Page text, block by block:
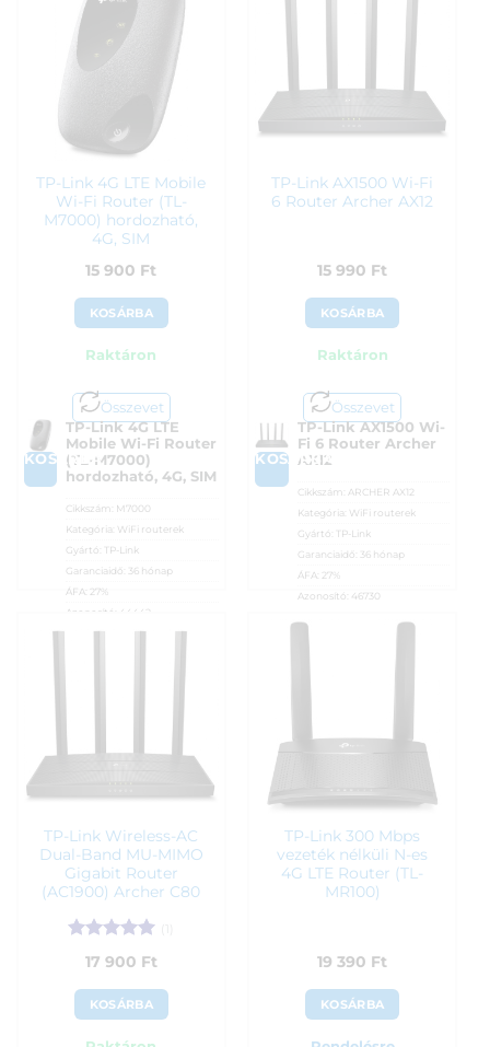
Garanciaidő:
ÁFA:
TP-Link 4G LTE Mobile
Wi-Fi Router (TL-
M7000) hordozható,
4G, SIM
15 900 Ft
KOSÁRBA
Raktáron
Összevet
KOSÁRBA
TP-Link 4G LTE
Mobile Wi-Fi Router
(TL-M7000)
hordozható, 4G, SIM
Cikkszám: M7000
Kategória: WiFi routerek
Gyártó:
TP-Link
Garanciaidő:
36 hónap
ÁFA:
27%
Azonosító:
44442
TP-Link AX1500 Wi-Fi
6 Router Archer AX12
15 990 Ft
KOSÁRBA
Raktáron
Összevet
KOSÁRBA
TP-Link AX1500 Wi-
Fi 6 Router Archer
AX12
Cikkszám: ARCHER AX12
Kategória: WiFi routerek
Gyártó:
TP-Link
Garanciaidő:
36 hónap
ÁFA:
27%
Azonosító: 46730
15 990
TP-Link Wireless-AC
Dual-Band MU-MIMO
Gigabit Router
(AC1900) Archer C80
Értékelés:5
/ 517 900 Ft
KOSÁRBA
TP-Link 300 Mbps
vezeték nélküli N-es
4G LTE Router (TL-
MR100)
19 390 Ft
KOSÁRBA